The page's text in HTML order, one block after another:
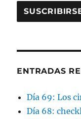
ENTRADAS
Día 69: Los
Día 68: